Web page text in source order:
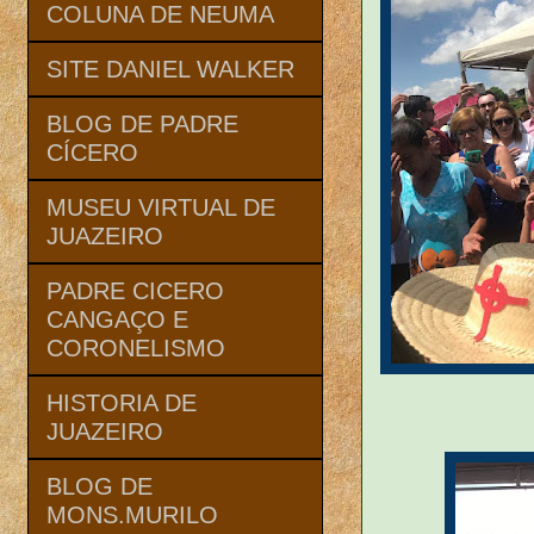
COLUNA DE NEUMA
SITE DANIEL WALKER
BLOG DE PADRE
CÍCERO
MUSEU VIRTUAL DE
JUAZEIRO
PADRE CICERO
CANGAÇO E
CORONELISMO
HISTORIA DE
JUAZEIRO
BLOG DE
MONS.MURILO